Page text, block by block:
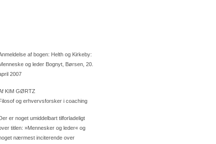
af bogen: Helth og Kirkeby:
og leder Bognyt, Børsen, 20.
2007
KIM GØRTZ
og erhvervsforsker i coaching
er noget umiddelbart tilforladeligt
titlen: »Mennesker og leder« og
nærmest inciterende over